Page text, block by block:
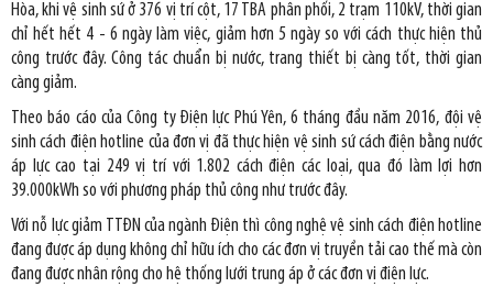
Hòa, khi vệ sinh sứ ở 376 vị trí cột, 17 TBA phân phối, 2 trạm 110kV, thời gian
chỉ hết hết 4 - 6 ngày làm việc, giảm hơn 5 ngày so với cách thực hiện thủ
công trước đây. Công tác chuẩn bị nước, trang thiết bị càng tốt, thời gian
càng giảm.
Theo báo cáo của Công ty Điện lực Phú Yên, 6 tháng đầu năm 2016, đội vệ
sinh cách điện hotline của đơn vị đã thực hiện vệ sinh sứ cách điện bằng nước
áp lực cao tại 249 vị trí với 1.802 cách điện các loại, qua đó làm lợi hơn
39.000kWh so với phương pháp thủ công như trước đây.
Với nỗ lực giảm TTĐN của ngành Điện thì công nghệ vệ sinh cách điện hotline
đang được áp dụng không chỉ hữu ích cho các đơn vị truyền tải cao thế mà còn
đang được nhân rộng cho hệ thống lưới trung áp ở các đơn vị điện lực.